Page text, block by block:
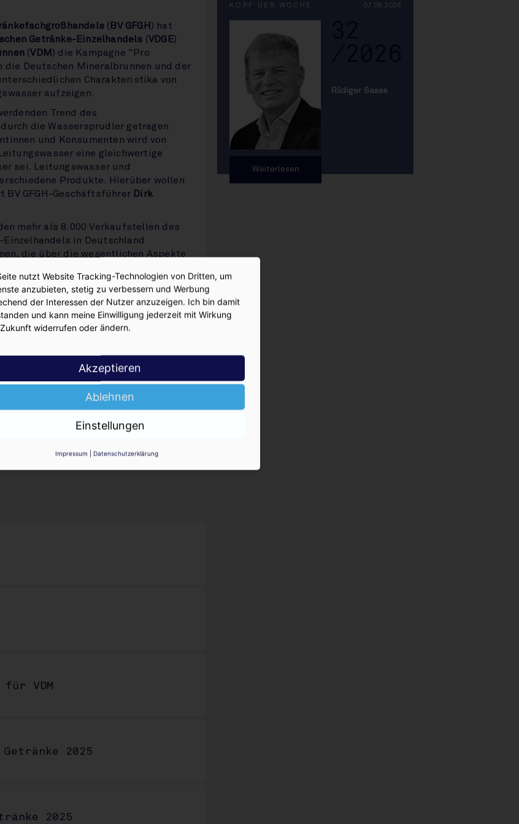
( BV GFGH ) hat
Getränke-Einzelhandels (VDGE)
(VDM ) die Kampagne "Pro
Deutschen Mineralbrunnen und der
Charakteristika von
aufzeigen.
Trend des
die Wassersprudler getragen
und Konsumenten wird von
eine gleichwertige
sei. Leitungswasser und
Produkte. Hierüber wollen
GFGH-Geschäftsführer Dirk
mehr als 8.000 Verkaufstellen des
in Deutschland
die über die wesentlichen Aspekte
„Mineralwasser gehört zu den
Mit der Kampagne möchten
Mineralwasser, das eben nicht
ersetzt werden kann,
Andreas Vogel, Vorstand des VDGE.
gestalten die
Mineralwasser zeichnet
die große Vielfalt dieses
durch einen
Mineralwassers aus. Diese
Fläche tragen“, so der scheidende
VDM
2025
2025
KOPF DER WOCHE 07.08.2026
Rüdiger Sasse
Weiterlesen
nutzt Website Tracking-Technologien von Dritten, um
anzubieten, stetig zu verbessern und Werbung
der Interessen der Nutzer anzuzeigen. Ich bin damit
und kann meine Einwilligung jederzeit mit Wirkung
widerrufen oder ändern.
Akzeptieren
Ablehnen
Einstellungen
Impressum Datenschutzerklärung